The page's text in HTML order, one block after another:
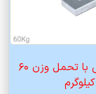
قفل مگنتی با تحمل وزن ۶۰
کیلوگرم